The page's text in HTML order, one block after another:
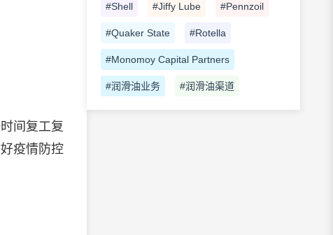
间复工复
疫情防控
#Shell #Jiffy Lube #Pennzoil
#Quaker State #Rotella
#Monomoy Capital Partners
#润滑油业务 #润滑油渠道